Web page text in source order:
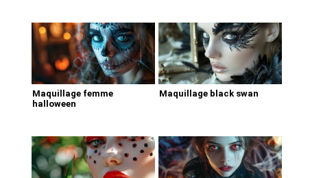
Maquillage femme
halloween
Maquillage black swan